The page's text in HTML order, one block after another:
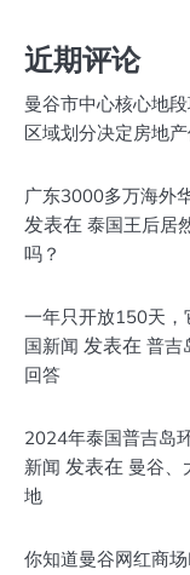
近期评论
曼谷市中心核心地
区域划分决定房地
广东3000多万海外
发表在 泰国王后居
吗？
一年只开放150天
国新闻 发表在 普吉
回答
2024年泰国普吉岛
新闻 发表在 曼谷、
地
你知道曼谷网红商